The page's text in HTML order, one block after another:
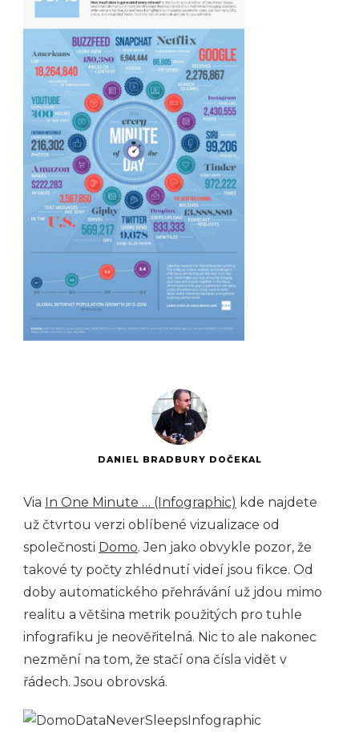
DANIEL BRADBURY DOČEKAL
Via In One Minute … (Infographic) kde najdete
už čtvrtou verzi oblíbené vizualizace od
společnosti Domo. Jen jako obvykle pozor, že
takové ty počty zhlédnutí videí jsou fikce. Od
doby automatického přehrávání už jdou mimo
realitu a většina metrik použitých pro tuhle
infografiku je neověřitelná. Nic to ale nakonec
nezmění na tom, že stačí ona čísla vidět v
řádech. Jsou obrovská.